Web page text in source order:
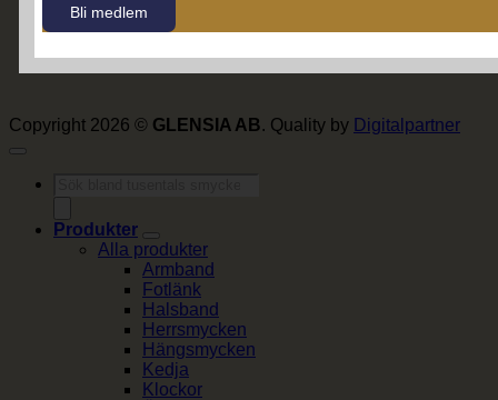
Copyright 2026 © GLENSIA AB. Quality by Digitalpartner
Produkter
Alla produkter
Armband
Fotlänk
Halsband
Herrsmycken
Hängsmycken
Kedja
Klockor
Bli medlem